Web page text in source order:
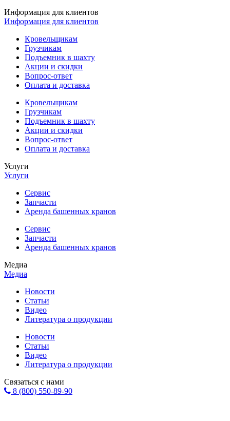
Информация для клиентов
Информация для клиентов
Кровельщикам
Грузчикам
Подъемник в шахту
Акции и скидки
Вопрос-ответ
Оплата и доставка
Кровельщикам
Грузчикам
Подъемник в шахту
Акции и скидки
Вопрос-ответ
Оплата и доставка
Услуги
Услуги
Сервис
Запчасти
Аренда башенных кранов
Сервис
Запчасти
Аренда башенных кранов
Медиа
Медиа
Новости
Статьи
Видео
Литература о продукции
Новости
Статьи
Видео
Литература о продукции
Связаться с нами
8 (800) 550-89-90